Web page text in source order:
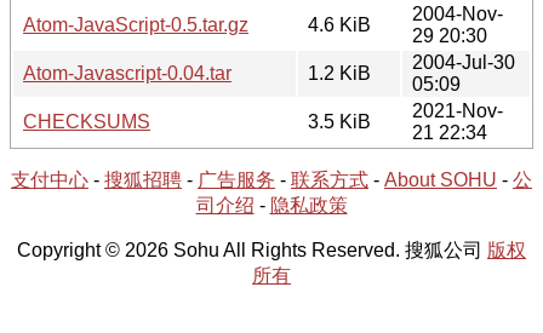
Atom-JavaScript-0.5.tar.gz
4.6 KiB
2004-Nov-
29 20:30
Atom-Javascript-0.04.tar
1.2 KiB
2004-Jul-30
05:09
CHECKSUMS
3.5 KiB
2021-Nov-
21 22:34
支付中心 - 搜狐招聘 - 广告服务 - 联系方式 - About SOHU - 公
司介绍 - 隐私政策
Copyright © 2026 Sohu All Rights Reserved. 搜狐公司 版权
所有